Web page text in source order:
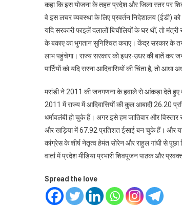
कहा कि इस योजना के तहत प्रदेश और जिला स्तर पर
वे इस लचर व्यवस्था के लिए प्रवर्तन निदेशालय (ईडी) को
यदि सरकारी फाइलें दलालों बिचौलियों के घर थीं, तो
के बकाए का भुगतान सुनिश्चित कराए। केंद्र सरकार के
लाभ पहुंचेगा। राज्य सरकार को इधर-उधर की बातें कर
पार्टियों को यदि सरना आदिवासियों की चिंता है, तो
मरांडी ने 2011 की जनगणना के हवाले से आंकड़ा देते हुए
2011 में राज्य में आदिवासियों की कुल आबादी 26.20
धर्मावलंबी हो चुके हैं। अगर इसे हम जातिवार और
और खड़िया में 67.92 प्रतिशत ईसाई बन चुके हैं। और
कांग्रेस के शीर्ष नेतृत्व हेमंत सोरेन और राहुल गांधी से
वार्ता में प्रदेश मीडिया प्रभारी शिवपूजन पाठक और
Spread the love